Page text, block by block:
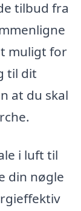
tilbud fra
muligt for
til dit
at du skal
i luft til
din nøgle